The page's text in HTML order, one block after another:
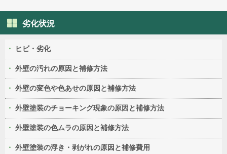
劣化状況
ヒビ・劣化
外壁の汚れの原因と補修方法
外壁の変色や色あせの原因と補修方法
外壁塗装のチョーキング現象の原因と補修方法
外壁塗装の色ムラの原因と補修方法
外壁塗装の浮き・剥がれの原因と補修費用